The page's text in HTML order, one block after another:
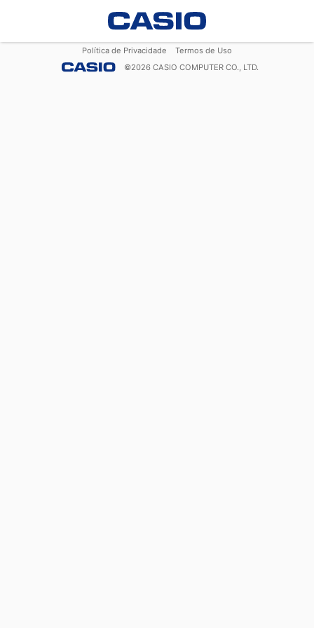
Política de Privacidade
Termos de Uso
©2026 CASIO COMPUTER CO., LTD.